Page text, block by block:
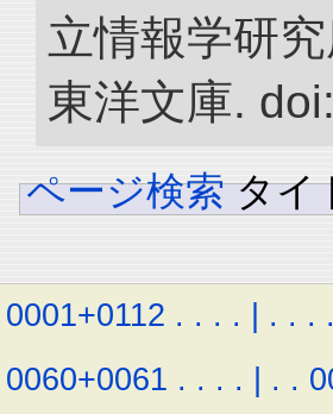
立情報学研
東洋文庫.
ページ検索 タイ
0001+0112 . . . . | . . . .
0060+0061 . . . . | . .